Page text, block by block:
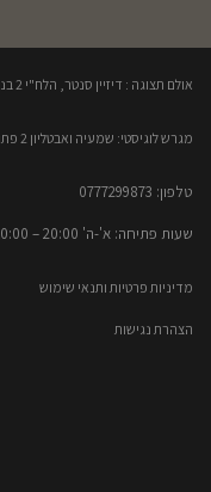
אולם תצוגה : דיזיין סנטר, הלח"י 2 בני ברק קומה 2​
מגרש לוגיסטי: שמעיה ואבטליון 2 פתח תקווה
טלפון: 0777299873​
שעות פתיחה: א'-ה' 20:00 – 10:00​​ שישי- 09:30-13:00
מדיניות פרטיות ותנאי שימוש
הצהרת נגישות